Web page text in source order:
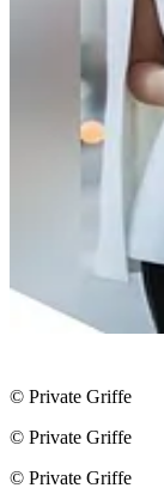
© Private Griffe
© Private Griffe
© Private Griffe